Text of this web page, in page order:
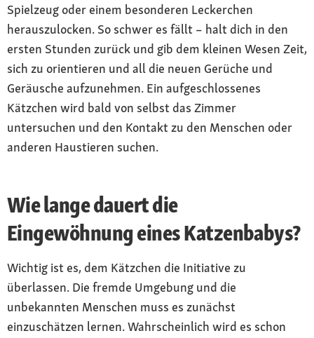
Spielzeug oder einem besonderen Leckerchen
herauszulocken. So schwer es fällt – halt dich in den
ersten Stunden zurück und gib dem kleinen Wesen Zeit,
sich zu orientieren und all die neuen Gerüche und
Geräusche aufzunehmen. Ein aufgeschlossenes
Kätzchen wird bald von selbst das Zimmer
untersuchen und den Kontakt zu den Menschen oder
anderen Haustieren suchen.
Wie lange dauert die
Eingewöhnung eines Katzenbabys?
Wichtig ist es, dem Kätzchen die Initiative zu
überlassen. Die fremde Umgebung und die
unbekannten Menschen muss es zunächst
einzuschätzen lernen. Wahrscheinlich wird es schon